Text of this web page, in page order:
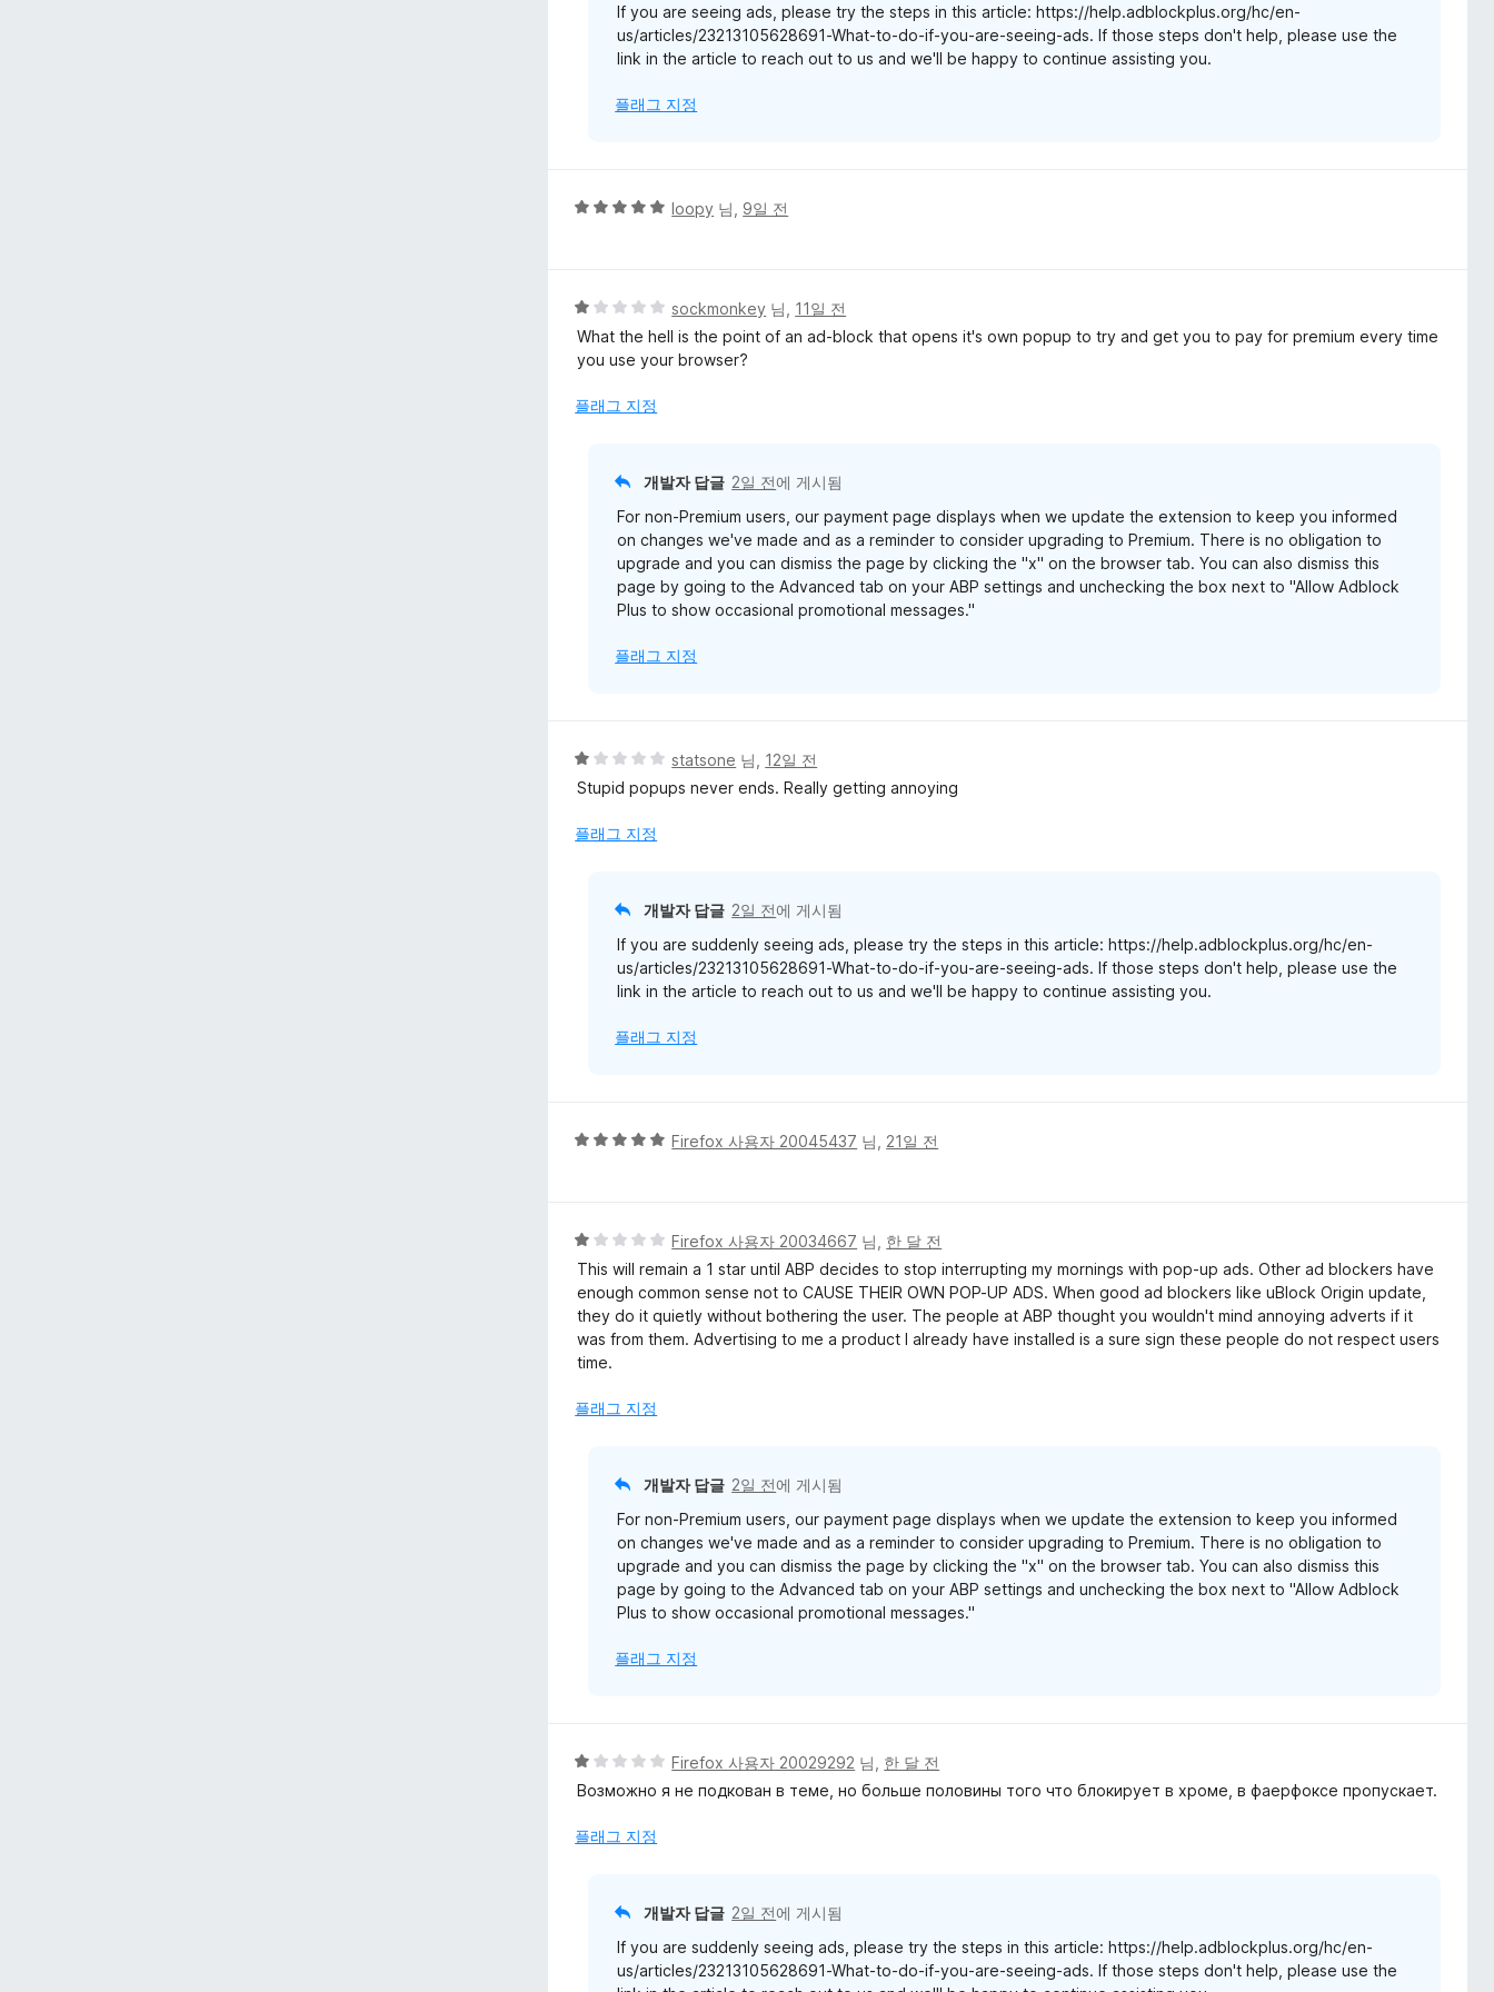
If you are seeing ads, please try the steps in this article: https://help.adblockplus.org/hc/en-
us/articles/23213105628691-What-to-do-if-you-are-seeing-ads. If those steps don't help, please use the
link in the article to reach out to us and we'll be happy to continue assisting you.
플래그 지정
5
에
점
loopy 님, 9일 전
5
점
만
에
sockmonkey 님, 11일 전
What the hell is the point of an ad-block that opens it's own popup to try and get you to pay for premium every time
you use your browser?
플래그 지정
개발자 답글 2일 전에 게시됨
For non-Premium users, our payment page displays when we update the extension to keep you informed
on changes we've made and as a reminder to consider upgrading to Premium. There is no obligation to
upgrade and you can dismiss the page by clicking the "x" on the browser tab. You can also dismiss this
page by going to the Advanced tab on your ABP settings and unchecking the box next to "Allow Adblock
Plus to show occasional promotional messages."
플래그 지정
5
점
점
statsone 님, 12일 전
Stupid popups never ends. Really getting annoying
플래그 지정
개발자 답글 2일 전에 게시됨
If you are suddenly seeing ads, please try the steps in this article: https://help.adblockplus.org/hc/en-
us/articles/23213105628691-What-to-do-if-you-are-seeing-ads. If those steps don't help, please use the
link in the article to reach out to us and we'll be happy to continue assisting you.
플래그 지정
5
에
점
Firefox 사용자 20045437 님, 21일 전
5
점
만
점
에
1
Firefox 사용자 20034667 님, 한 달 전
This will remain a 1 star until ABP decides to stop interrupting my mornings with pop-up ads. Other ad blockers have
enough common sense not to CAUSE THEIR OWN POP-UP ADS. When good ad blockers like uBlock Origin update,
they do it quietly without bothering the user. The people at ABP thought you wouldn't mind annoying adverts if it
was from them. Advertising to me a product I already have installed is a sure sign these people do not respect users
time.
플래그 지정
개발자 답글 2일 전에 게시됨
For non-Premium users, our payment page displays when we update the extension to keep you informed
on changes we've made and as a reminder to consider upgrading to Premium. There is no obligation to
upgrade and you can dismiss the page by clicking the "x" on the browser tab. You can also dismiss this
page by going to the Advanced tab on your ABP settings and unchecking the box next to "Allow Adblock
Plus to show occasional promotional messages."
플래그 지정
5
점
점
Firefox 사용자 20029292 님, 한 달 전
Возможно я не подкован в теме, но больше половины того что блокирует в хроме, в фаерфоксе пропускает.
플래그 지정
개발자 답글 2일 전에 게시됨
If you are suddenly seeing ads, please try the steps in this article: https://help.adblockplus.org/hc/en-
us/articles/23213105628691-What-to-do-if-you-are-seeing-ads. If those steps don't help, please use the